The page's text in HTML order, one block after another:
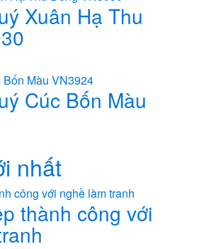
Xuân Hạ Thu
Cúc Bốn Màu
nhất
thành công với